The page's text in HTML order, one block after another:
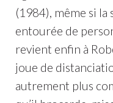
(1984), même si la
entourée de
revient enfin à
joue de
autrement plus